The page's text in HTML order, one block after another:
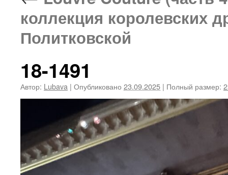
коллекция королевских
Политковской
18-1491
Автор: Lubava | Опубликовано 23.09.2025 | Полный размер: